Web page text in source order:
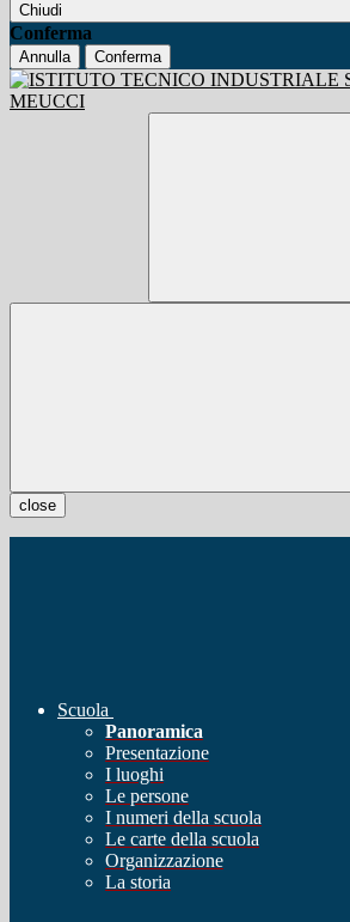
Chiudi
Conferma
Annulla Conferma
close
Scuola
Panoramica
Presentazione
I luoghi
Le persone
I numeri della scuola
Le carte della scuola
Organizzazione
La storia